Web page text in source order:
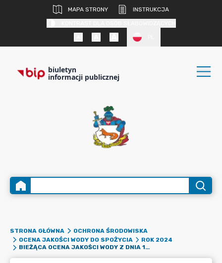
MAPA STRONY
INSTRUKCJA
biuletyn
informacji publicznej
STRONA GŁÓWNA
OCHRONA ŚRODOWISKA
OCENA JAKOŚCI WODY DO SPOŻYCIA
ROK 2024
BIEŻĄCA OCENA JAKOŚCI WODY Z DNIA 10 WRZEŚNIA 2024 ROKU.